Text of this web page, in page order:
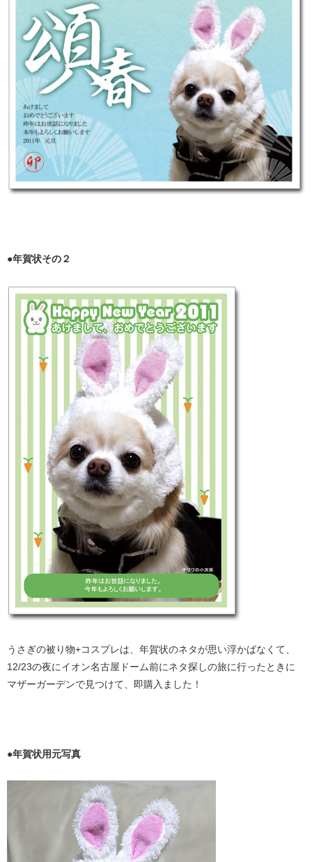
●年賀状その２
うさぎの被り物+コスプレは、年賀状のネタが思い浮かばなくて、
12/23の夜にイオン名古屋ドーム前にネタ探しの旅に行ったときに
マザーガーデンで見つけて、即購入ました！
●年賀状用元写真